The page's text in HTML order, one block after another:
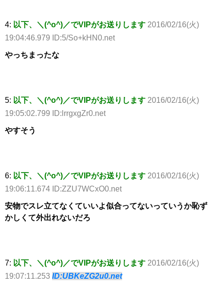
4: 以下、＼(^o^)／でVIPがお送りします 2016/02/16(火)
19:04:46.979 ID:5/So+kHN0.net
やっちまったな
5: 以下、＼(^o^)／でVIPがお送りします 2016/02/16(火)
19:05:02.799 ID:lrrgxgZr0.net
やすそう
6: 以下、＼(^o^)／でVIPがお送りします 2016/02/16(火)
19:06:11.674 ID:ZZU7WCxO0.net
安物でスレ立てなくていいよ似合ってないっていうか恥ず
かしくて外出れないだろ
7: 以下、＼(^o^)／でVIPがお送りします 2016/02/16(火)
19:07:11.253 ID:UBKeZG2u0.net